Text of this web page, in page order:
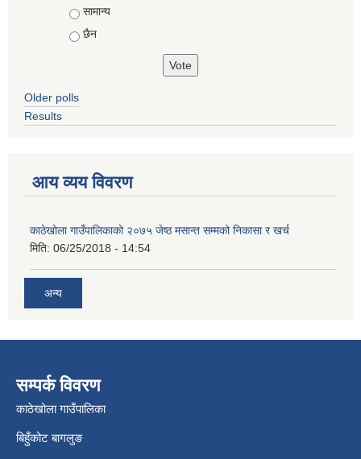
सामान्य
छैन
Older polls
Results
आय व्यय विवरण
काठेखोला गाउँपालिकाको २०७५ जेष्ठ मसान्त सम्मको निकासा र खर्च
मिति: 06/25/2018 - 14:54
अन्य
सम्पर्क विवरण
काठेखोला गाउँपालिका
बिहुँकोट बागलुङ